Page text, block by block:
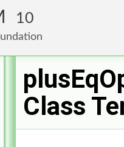
10
Class